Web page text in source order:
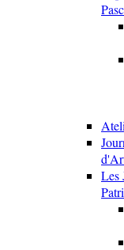
Les